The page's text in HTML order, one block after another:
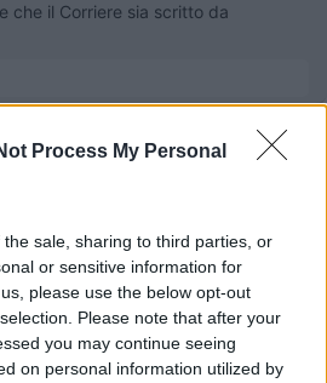
Process My Personal
sale, sharing to third parties, or
or sensitive information for
please use the below opt-out
Please note that after your
you may continue seeing
on personal information utilized by
che il Corriere sia scritto da
Apollo 13 del31/07/2021alle14:42:43
supporre che il Corriere sia
tornino tutti impestati e poi si sta a